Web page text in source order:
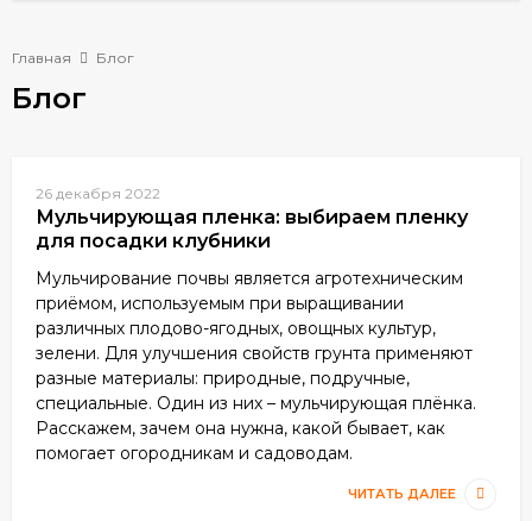
Главная Блог
Блог
26 декабря 2022
Мульчирующая пленка: выбираем пленку
для посадки клубники
Мульчирование почвы является агротехническим
приёмом, используемым при выращивании
различных плодово-ягодных, овощных культур,
зелени. Для улучшения свойств грунта применяют
разные материалы: природные, подручные,
специальные. Один из них – мульчирующая плёнка.
Расскажем, зачем она нужна, какой бывает, как
помогает огородникам и садоводам.
ЧИТАТЬ ДАЛЕЕ